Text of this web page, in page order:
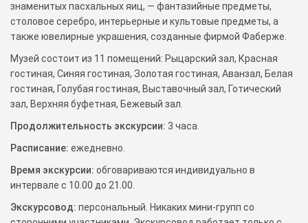
знаменитых пасхальных яиц, — фантазийные предметы,
столовое серебро, интерьерные и культовые предметы, а
также ювелирные украшения, созданные фирмой Фаберже.
Музей состоит из 11 помещений: Рыцарский зал, Красная
гостиная, Синяя гостиная, Золотая гостиная, Аванзал, Белая
гостиная, Голубая гостиная, Выставочный зал, Готический
зал, Верхняя буфетная, Бежевый зал.
Продолжительность экскурсии: 3 часа.
Расписание: ежедневно.
Время экскурсии: обговариваются индивидуально в
интервале с 10.00 до 21.00.
Экскурсовод: персональный. Никаких мини-групп со